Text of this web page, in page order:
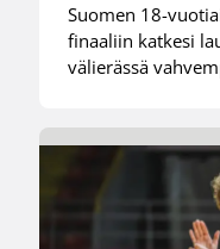
Suomen 18-
finaaliin katkesi
välierässä